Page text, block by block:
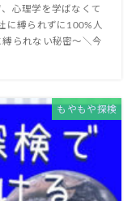
心理学を学ばなくて
に縛られずに100%人
られない秘密〜＼今
もやもや探検